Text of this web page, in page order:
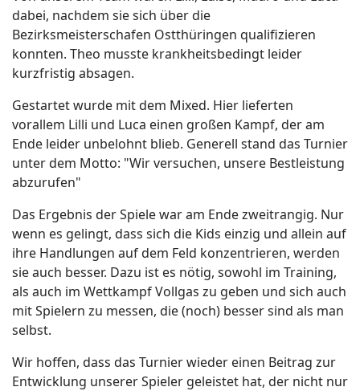
dabei, nachdem sie sich über die
Bezirksmeisterschafen Ostthüringen qualifizieren
konnten. Theo musste krankheitsbedingt leider
kurzfristig absagen.
Gestartet wurde mit dem Mixed. Hier lieferten
vorallem Lilli und Luca einen großen Kampf, der am
Ende leider unbelohnt blieb. Generell stand das Turnier
unter dem Motto: "Wir versuchen, unsere Bestleistung
abzurufen"
Das Ergebnis der Spiele war am Ende zweitrangig. Nur
wenn es gelingt, dass sich die Kids einzig und allein auf
ihre Handlungen auf dem Feld konzentrieren, werden
sie auch besser. Dazu ist es nötig, sowohl im Training,
als auch im Wettkampf Vollgas zu geben und sich auch
mit Spielern zu messen, die (noch) besser sind als man
selbst.
Wir hoffen, dass das Turnier wieder einen Beitrag zur
Entwicklung unserer Spieler geleistet hat, der nicht nur